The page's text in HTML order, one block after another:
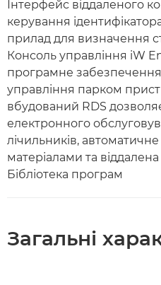
Інтерфейс віддаленого
керування
прилад для визначення
Консоль управління iW
програмне
управління парком
вбудований RDS
електронного
лічильників,
матеріалами та віддалена
Бібліотека програм
Загальні